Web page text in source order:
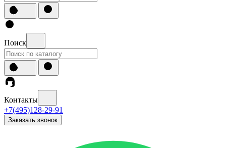
Поиск
Контакты
+7(495)128-29-91
Заказать звонок